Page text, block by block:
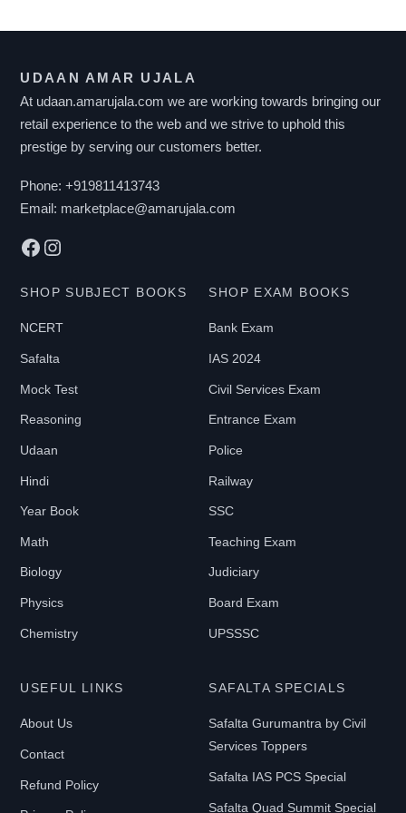
UDAAN AMAR UJALA
At udaan.amarujala.com we are working towards bringing our
retail experience to the web and we strive to uphold this
prestige by serving our customers better.
Phone:+919811413743
Email: marketplace@amarujala.com
Facebook
Instagram
SHOP SUBJECT BOOKS
NCERT
Safalta
Mock Test
Reasoning
Udaan
Hindi
Year Book
Math
Biology
Physics
Chemistry
SHOP EXAM BOOKS
Bank Exam
IAS 2024
Civil Services Exam
Entrance Exam
Police
Railway
SSC
Teaching Exam
Judiciary
Board Exam
UPSSSC
USEFUL LINKS
About Us
Contact
Refund Policy
SAFALTA SPECIALS
Safalta Gurumantra by Civil
Services Toppers
Safalta IAS PCS Special
Safalta Quad Summit Special